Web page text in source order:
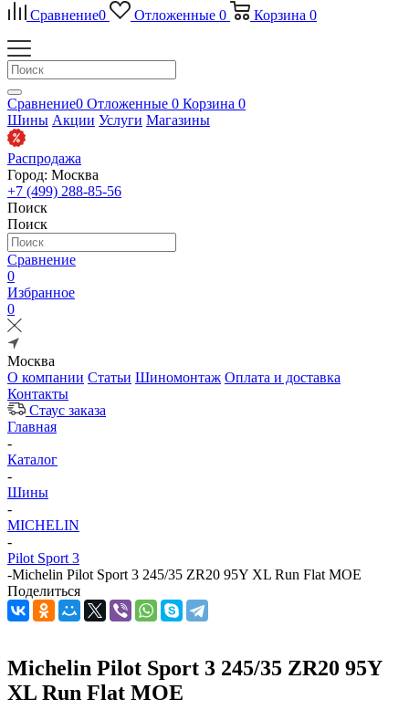
Сравнение0 Отложенные 0 Корзина 0
Сравнение0 Отложенные 0 Корзина 0
Шины Акции Услуги Магазины
Распродажа
Город: Москва
+7 (499) 288-85-56
Поиск
Поиск
Сравнение
0
Избранное
0
Москва
О компании Статьи Шиномонтаж Оплата и доставка
Контакты
Стаус заказа
Главная
-
Каталог
-
Шины
-
MICHELIN
-
Pilot Sport 3
-Michelin Pilot Sport 3 245/35 ZR20 95Y XL Run Flat MOE
Поделиться
Michelin Pilot Sport 3 245/35 ZR20 95Y
XL Run Flat MOE